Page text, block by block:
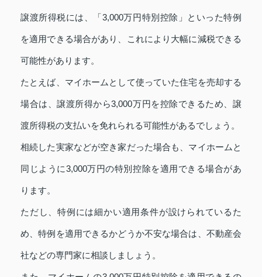
譲渡所得税には、「3,000万円特別控除」といった特例
を適用できる場合があり、これにより大幅に減税できる
可能性があります。
たとえば、マイホームとして使っていた住宅を売却する
場合は、譲渡所得から3,000万円を控除できるため、譲
渡所得税の支払いを免れられる可能性があるでしょう。
相続した実家などが空き家だった場合も、マイホームと
同じように3,000万円の特別控除を適用できる場合があ
ります。
ただし、特例には細かい適用条件が設けられているた
め、特例を適用できるかどうか不安な場合は、不動産会
社などの専門家に相談しましょう。